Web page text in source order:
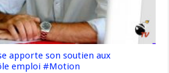
apporte son soutien aux
emploi #Motion